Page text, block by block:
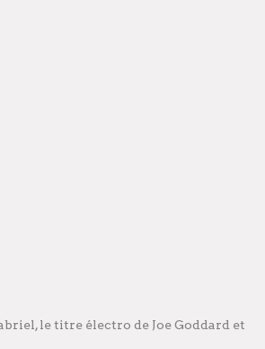
le titre électro de Joe Goddard et